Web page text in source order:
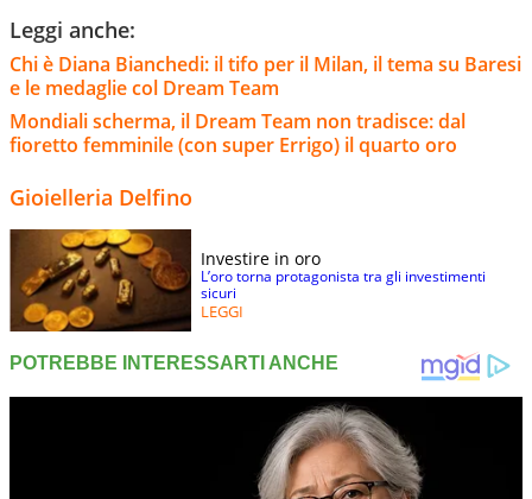
Leggi anche:
Chi è Diana Bianchedi: il tifo per il Milan, il tema su Baresi
e le medaglie col Dream Team
Mondiali scherma, il Dream Team non tradisce: dal
fioretto femminile (con super Errigo) il quarto oro
Gioielleria Delfino
Investire in oro
L’oro torna protagonista tra gli investimenti
sicuri
LEGGI